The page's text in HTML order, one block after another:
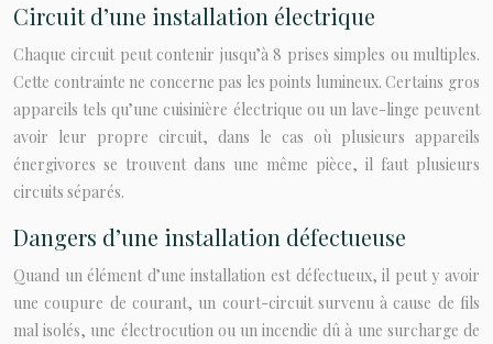
Circuit d’une installation électrique
Chaque circuit peut contenir jusqu’à 8 prises simples ou multiples.
Cette contrainte ne concerne pas les points lumineux. Certains gros
appareils tels qu’une cuisinière électrique ou un lave-linge peuvent
avoir leur propre circuit, dans le cas où plusieurs appareils
énergivores se trouvent dans une même pièce, il faut plusieurs
circuits séparés.
Dangers d’une installation défectueuse
Quand un élément d’une installation est défectueux, il peut y avoir
une coupure de courant, un court-circuit survenu à cause de fils
mal isolés, une électrocution ou un incendie dû à une surcharge de